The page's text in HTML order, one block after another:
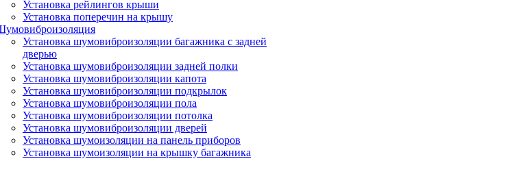
Установка рейлингов крыши
Установка поперечин на крышу
Установка шумовиброизоляции багажника с задней
дверью
Установка шумовиброизоляции задней полки
Установка шумовиброизоляции капота
Установка шумовиброизоляции подкрылок
Установка шумовиброизоляции пола
Установка шумовиброизоляции потолка
Установка шумовиброизоляции дверей
Установка шумоизоляции на панель приборов
Установка шумоизоляции на крышку багажника